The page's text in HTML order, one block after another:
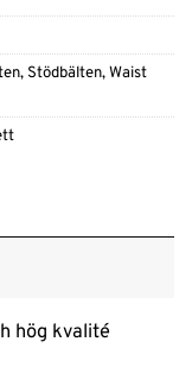
, Stödbälten,Waist
hög kvalité